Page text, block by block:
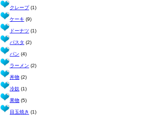
クレープ(1)
ケーキ (9)
ドーナツ (1)
パスタ (2)
パン (4)
ラーメン (2)
丼物 (2)
冷奴 (1)
果物 (5)
目玉焼き (1)